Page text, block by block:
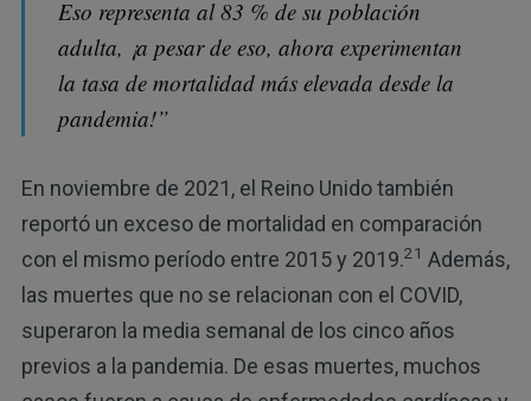
Eso representa al 83 % de su población
adulta, ¡a pesar de eso, ahora experimentan
la tasa de mortalidad más elevada desde la
pandemia!”
En noviembre de 2021, el Reino Unido también
reportó un exceso de mortalidad en comparación
con el mismo período entre 2015 y 2019.21 Además,
las muertes que no se relacionan con el COVID,
superaron la media semanal de los cinco años
previos a la pandemia. De esas muertes, muchos